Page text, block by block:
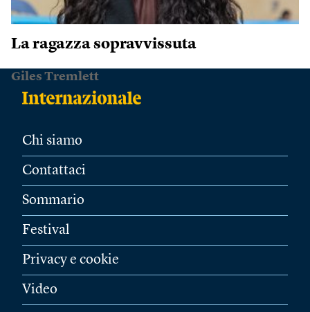
La ragazza sopravvissuta
Giles Tremlett
Chi siamo
Contattaci
Sommario
Festival
Privacy e cookie
Video